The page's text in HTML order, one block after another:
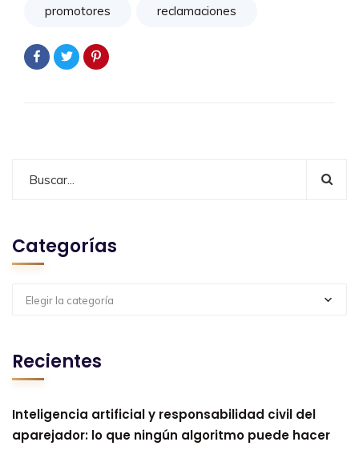
promotores reclamaciones
Categorías
Elegir la categoría
Recientes
Inteligencia artificial y responsabilidad civil del
aparejador: lo que ningún algoritmo puede hacer